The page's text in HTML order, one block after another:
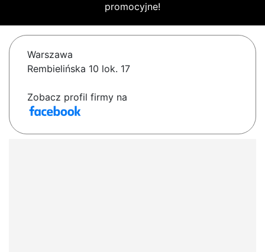
promocyjne!
Warszawa
Rembielińska 10 lok. 17
Zobacz profil firmy na